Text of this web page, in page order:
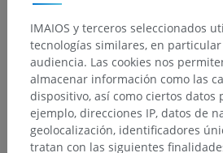
Jerarquía anatómica
Anatomía humana 1
Neuroanatomía humana
Sistema nervioso central>
IMAIOS y terceros seleccionados
tecnologías similares, en
audiencia. Las cookies nos
almacenar información como las
dispositivo, así como ciertos datos
ejemplo, direcciones IP, datos de
geolocalización, identificadores
tratan con las siguientes